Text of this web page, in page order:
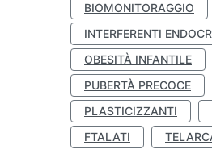
BIOMONITORAGGIO
INTERFERENTI
OBESITÀ INFANTILE
PUBERTÀ PRECOCE
PLASTICIZZANTI
FTALATI